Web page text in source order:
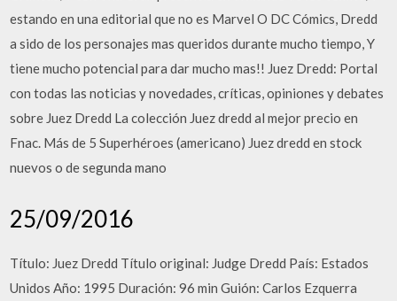
estando en una editorial que no es Marvel O DC Cómics, Dredd
a sido de los personajes mas queridos durante mucho tiempo, Y
tiene mucho potencial para dar mucho mas!! Juez Dredd: Portal
con todas las noticias y novedades, críticas, opiniones y debates
sobre Juez Dredd La colección Juez dredd al mejor precio en
Fnac. Más de 5 Superhéroes (americano) Juez dredd en stock
nuevos o de segunda mano
25/09/2016
Título: Juez Dredd Título original: Judge Dredd País: Estados
Unidos Año: 1995 Duración: 96 min Guión: Carlos Ezquerra